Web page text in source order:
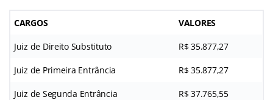
CARGOS VALORES
Juiz de Direito Substituto R$ 35.877,27
Juiz de Primeira Entrância R$ 35.877,27
Juiz de Segunda Entrância R$ 37.765,55